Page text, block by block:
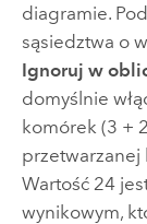
diagramie.
sąsiedztwa o
Ignoruj w
domyślnie
komórek (3 +
przetwarzanej
Wartość 24
wynikowym,